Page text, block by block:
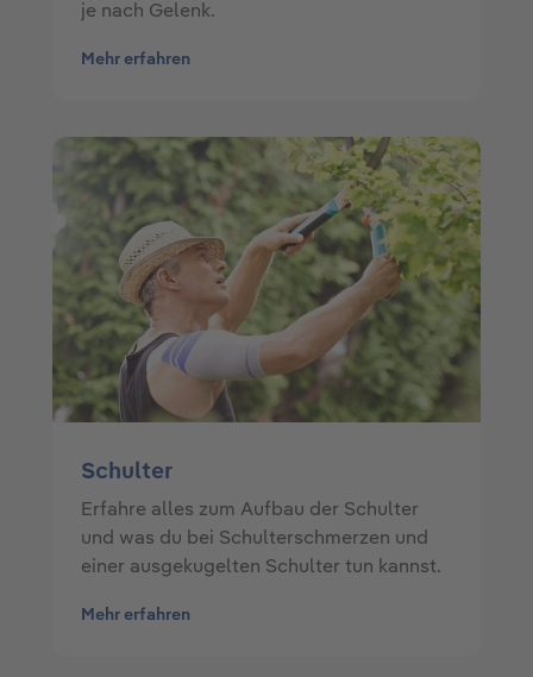
je nach Gelenk.
Mehr erfahren
Schulter
Erfahre alles zum Aufbau der Schulter
und was du bei Schulterschmerzen und
einer ausgekugelten Schulter tun kannst.
Mehr erfahren